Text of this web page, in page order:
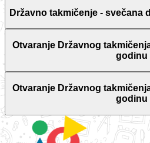
Državno takmičenje - svečana
Otvaranje Državnog
godinu
Otvaranje Državnog
godinu